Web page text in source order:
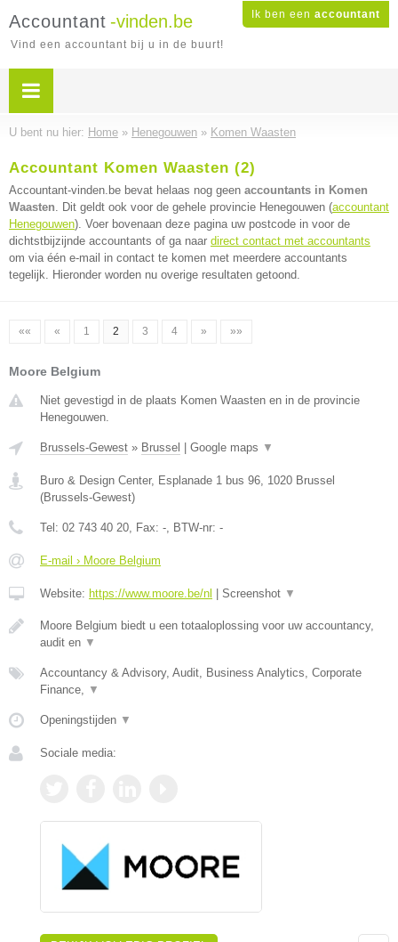
Ik ben een accountant
Accountant -vinden.be
Vind een accountant bij u in de buurt!
U bent nu hier: Home » Henegouwen » Komen Waasten
Accountant Komen Waasten (2)
Accountant-vinden.be bevat helaas nog geen accountants in Komen
Waasten. Dit geldt ook voor de gehele provincie Henegouwen (accountant
Henegouwen). Voer bovenaan deze pagina uw postcode in voor de
dichtstbijzijnde accountants of ga naar direct contact met accountants
om via één e-mail in contact te komen met meerdere accountants
tegelijk. Hieronder worden nu overige resultaten getoond.
«« « 1 2 3 4 » »»
Moore Belgium
Niet gevestigd in de plaats Komen Waasten en in de provincie
Henegouwen.
Brussels-Gewest » Brussel Google maps ▼
Buro & Design Center, Esplanade 1 bus 96, 1020 Brussel
(Brussels-Gewest)
Tel: 02 743 40 20, Fax: -, BTW-nr: -
E-mail › Moore Belgium
Website: https://www.moore.be/nl Screenshot ▼
Moore Belgium biedt u een totaaloplossing voor uw accountancy,
audit en ▼
Accountancy & Advisory, Audit, Business Analytics, Corporate
Finance, ▼
Openingstijden ▼
Sociale media: